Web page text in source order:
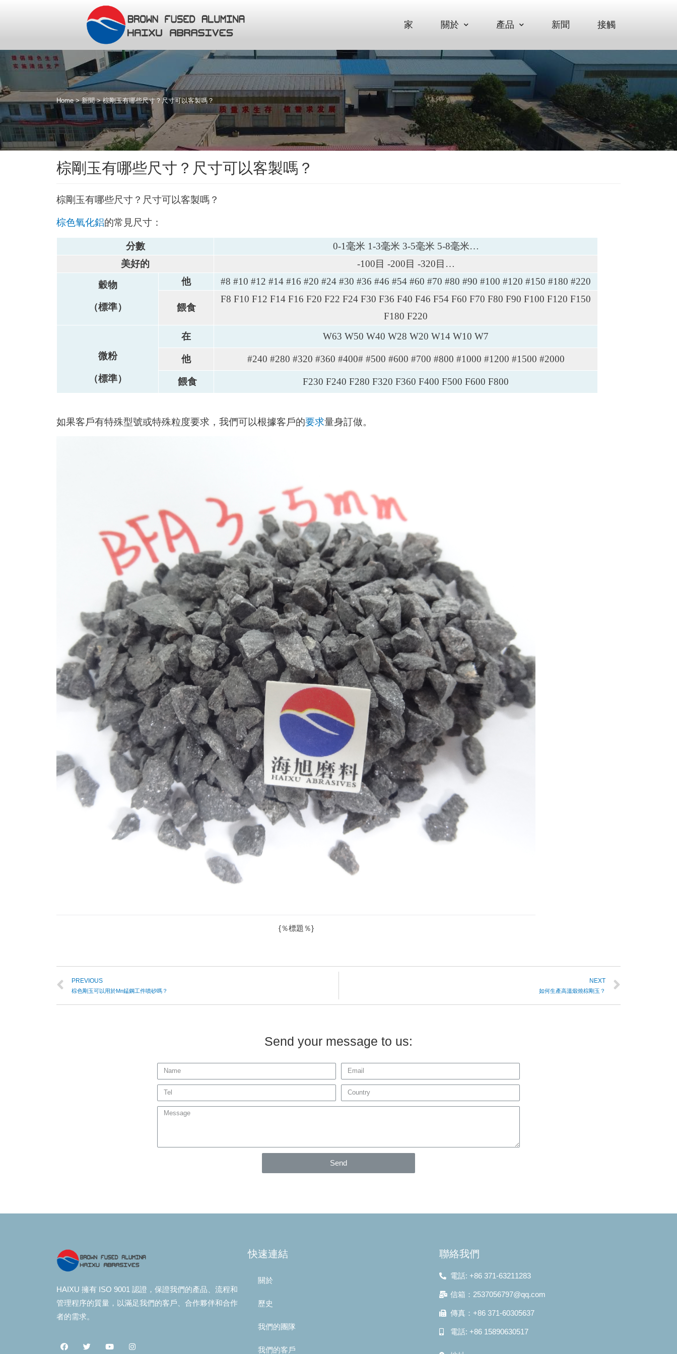
家 關於 產品 新聞 接觸
Home>新聞>棕剛玉有哪些尺寸？尺寸可以客製嗎？
棕剛玉有哪些尺寸？尺寸可以客製嗎？
棕剛玉有哪些尺寸？尺寸可以客製嗎？
棕色氧化鋁的常見尺寸 ：
分數
0-1毫米 1-3毫米 3-5毫米 5-8毫米…
美好的
-100目 -200目 -320目…
穀物
（標準）
他 #8 #10 #12 #14 #16 #20 #24 #30 #36 #46 #54 #60 #70 #80 #90 #100 #120 #150 #180 #220
餵食
F8 F10 F12 F14 F16 F20 F22 F24 F30 F36 F40 F46 F54 F60 F70 F80 F90 F100 F120 F150
F180 F220
微粉
（標準）
在 W63 W50 W40 W28 W20 W14 W10 W7
他 #240 #280 #320 #360 #400# #500 #600 #700 #800 #1000 #1200 #1500 #2000
餵食 F230 F240 F280 F320 F360 F400 F500 F600 F800
如果客戶有特殊型號或特殊粒度要求，我們可以根據客戶的要求量身訂做。
{％標題％}
PREVIOUS
棕色剛玉可以用於Mn錳鋼工件噴砂嗎？
NEXT
如何生產高溫煅燒棕剛玉？
Send your message to us:
Send
HAIXU 擁有 ISO 9001 認證，保證我們的產品、流程和
管理程序的質量，以滿足我們的客戶、合作夥伴和合作
者的需求。
快速連結
關於
歷史
我們的團隊
我們的客戶
聯絡我們
電話: +86 371-63211283
信箱：2537056797@qq.com
傳真：+86 371-60305637
電話: +86 15890630517